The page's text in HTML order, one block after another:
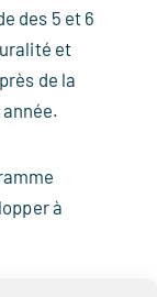
des 5 et 6
et
de la
année.
à